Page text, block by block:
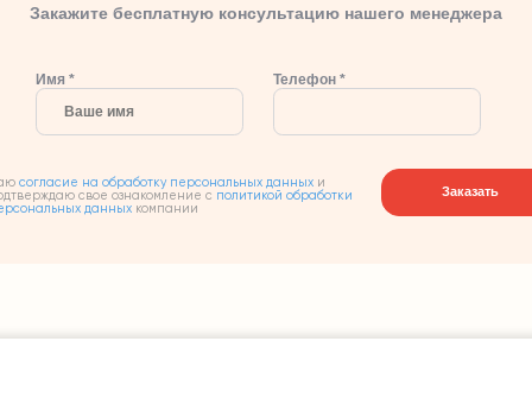
Закажите бесплатную консультацию нашего менеджера
Имя * Телефон *
согласие на обработку персональных данных и
свое ознакомление с политикой обработки
данных компании
Заказать